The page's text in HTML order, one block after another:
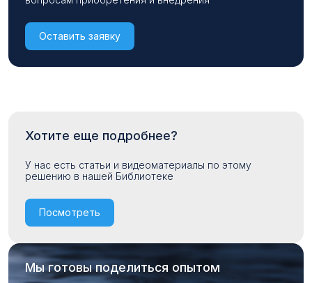
Оставить заявку
Хотите еще подробнее?
У нас есть статьи и видеоматериалы по этому
решению в нашей Библиотеке
Посмотреть
Мы готовы поделиться опытом